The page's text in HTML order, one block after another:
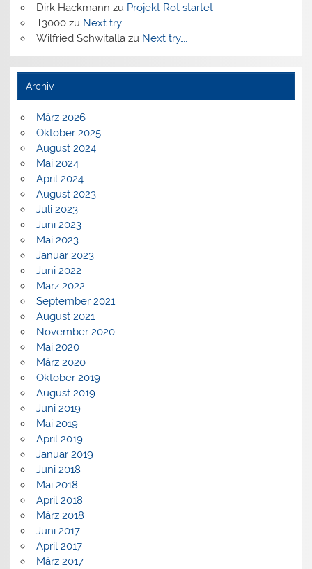
Dirk Hackmann zu Projekt Rot startet
T3000zu Next try….
Wilfried Schwitalla zu Next try….
Archiv
März 2026
Oktober 2025
August 2024
Mai 2024
April 2024
August 2023
Juli 2023
Juni 2023
Mai 2023
Januar 2023
Juni 2022
März 2022
September 2021
August 2021
November 2020
Mai 2020
März 2020
Oktober 2019
August 2019
Juni 2019
Mai 2019
April 2019
Januar 2019
Juni 2018
Mai 2018
April 2018
März 2018
Juni 2017
April 2017
März 2017